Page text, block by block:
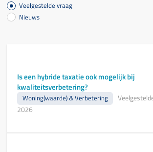
Veelgestelde vraag
Nieuws
Is een hybride taxatie ook mogelijk bij
kwaliteitsverbetering?
Woning(waarde) & Verbetering
2026